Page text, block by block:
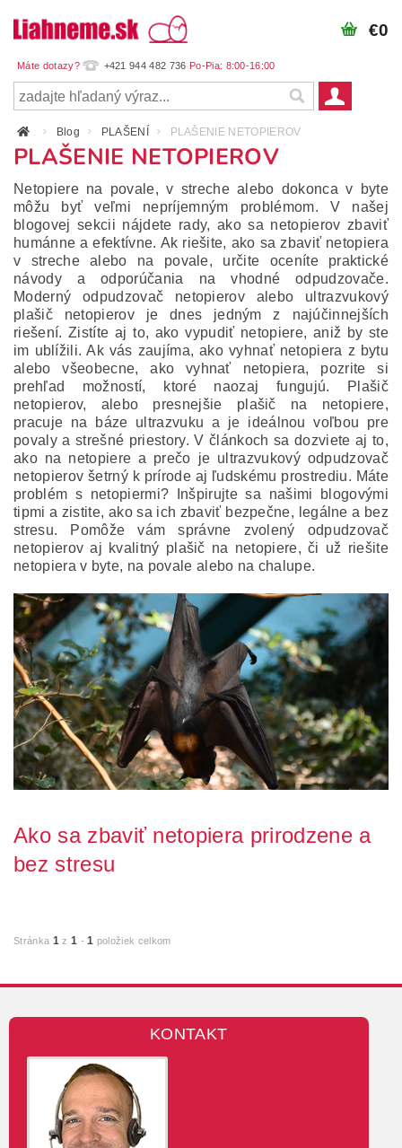
+421 944 482 736
€0
Blog PLAŠENÍ PLAŠENIE NETOPIEROV
PLAŠENIE NETOPIEROV
Netopiere na povale, v streche alebo dokonca v byte
môžu byť veľmi nepríjemným problémom. V našej
blogovej sekcii nájdete rady, ako sa netopierov zbaviť
humánne a efektívne. Ak riešite, ako sa zbaviť netopiera
v streche alebo na povale, určite oceníte praktické
návody a odporúčania na vhodné odpudzovače.
Moderný odpudzovač netopierov alebo ultrazvukový
plašič netopierov je dnes jedným z najúčinnejších
riešení. Zistíte aj to, ako vypudiť netopiere, aniž by ste
im ublížili. Ak vás zaujíma, ako vyhnať netopiera z bytu
alebo všeobecne, ako vyhnať netopiera, pozrite si
prehľad možností, ktoré naozaj fungujú. Plašič
netopierov, alebo presnejšie plašič na netopiere,
pracuje na báze ultrazvuku a je ideálnou voľbou pre
povaly a strešné priestory. V článkoch sa dozviete aj to,
ako na netopiere a prečo je ultrazvukový odpudzovač
netopierov šetrný k prírode aj ľudskému prostrediu. Máte
problém s netopiermi? Inšpirujte sa našimi blogovými
tipmi a zistite, ako sa ich zbaviť bezpečne, legálne a bez
stresu. Pomôže vám správne zvolený odpudzovač
netopierov aj kvalitný plašič na netopiere, či už riešite
netopiera v byte, na povale alebo na chalupe.
Ako sa zbaviť netopiera prirodzene a
bez stresu
Stránka 1 z 1 -1 položiek celkom
KONTAKT